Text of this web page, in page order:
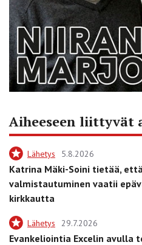
Aiheeseen liittyvät
Lähetys 5.8.2026
Katrina Mäki-Soini tietää,
valmistautuminen vaatii
kirkkautta
Lähetys 29.7.2026
Evankeliointia Excelin avulla